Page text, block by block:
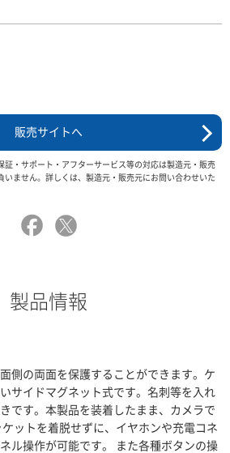
販売サイトへ
証・サポート・アフターサービス等の対応は製造元・販売
いません。詳しくは、製造元・販売元にお問い合わせいた
製品情報
側の両面を保護することができます。ケ
サイドマグネット式です。名刺等を入れ
です。本製品を装着したまま、カメラで
ットを着脱せずに、イヤホンや充電コネ
ル操作が可能です。 また各種ボタンの操